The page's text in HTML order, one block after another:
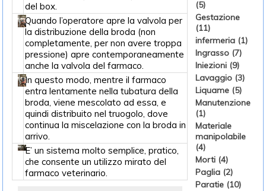
del box.
Quando l’operatore apre la valvola per
la distribuzione della broda (non
completamente, per non avere troppa
pressione) apre contemporaneamente
anche la valvola del farmaco.
In questo modo, mentre il farmaco
entra lentamente nella tubatura della
broda, viene mescolato ad essa, e
quindi distribuito nel truogolo, dove
continua la miscelazione con la broda in
arrivo.
E’ un sistema molto semplice, pratico,
che consente un utilizzo mirato del
farmaco veterinario.
(5)
Gestazione
(11)
infermeria (1)
Ingrasso (7)
Iniezioni (9)
Lavaggio (3)
Liquame (5)
Manutenzione
(1)
Materiale
manipolabile
(4)
Morti (4)
Paglia (2)
Paratie (10)